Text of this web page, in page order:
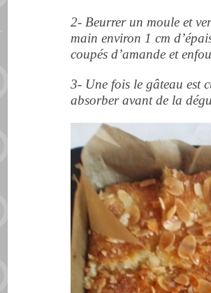
2- Beurrer un moule et
main environ 1 cm
coupés d’amande et
3- Une fois le gâteau est
absorber avant de la